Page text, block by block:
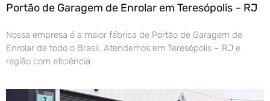
Portão de Garagem de Enrolar em Teresópolis – RJ
Nossa empresa é a maior fábrica de Portão de Garagem de
Enrolar de todo o Brasil. Atendemos em Teresópolis – RJ e
região com eficiência